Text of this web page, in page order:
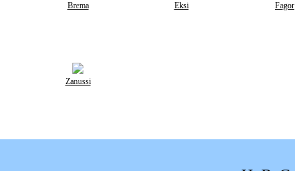
Brema Eksi Fagor
Zanussi